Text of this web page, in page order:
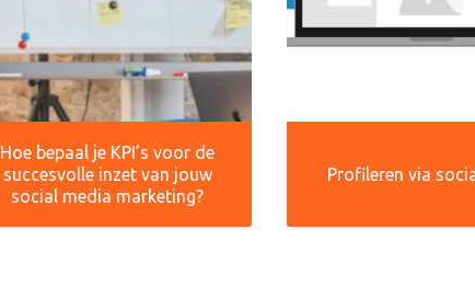
Hoe bepaal je KPI’s voor de
succesvolle inzet van jouw
social media marketing?
Profileren via